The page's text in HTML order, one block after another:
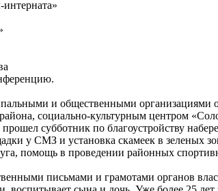
и общественными организациями
социально-культурным центром
субботник по благоустройству
у СМЗ и установка скамеек в зеленых
помощь в проведении районных
письмами и грамотами органов